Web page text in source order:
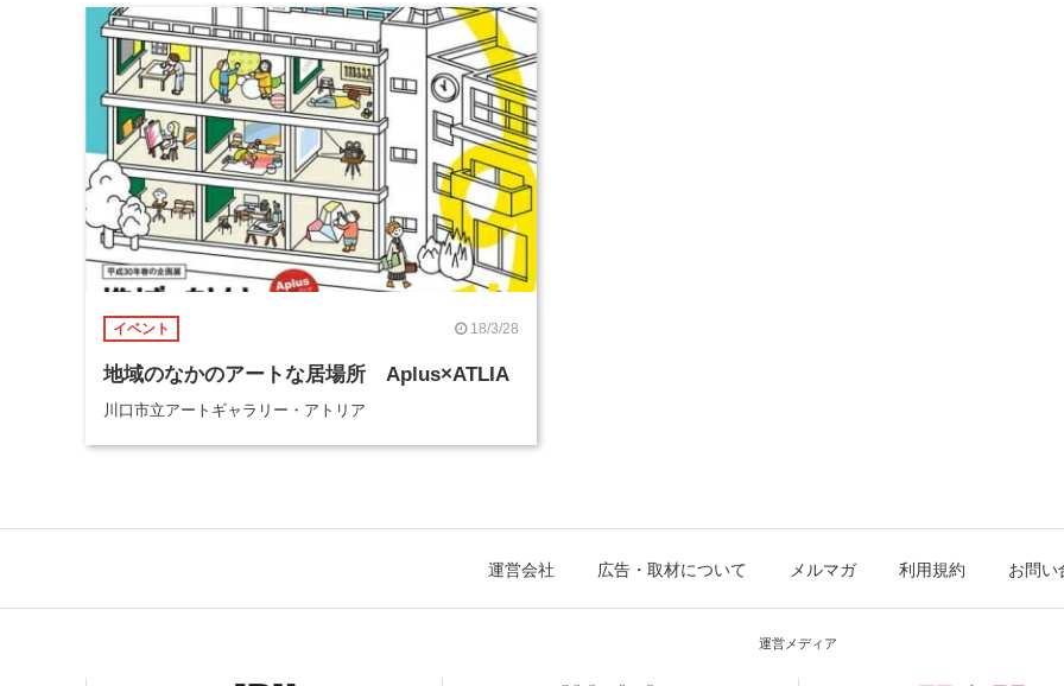
イベント 18/3/28
地域のなかのアートな居場所 Aplus×ATLIA
川口市立アートギャラリー・アトリア
運営会社 広告・取材について メルマガ 利用規約 お問い
運営メディア